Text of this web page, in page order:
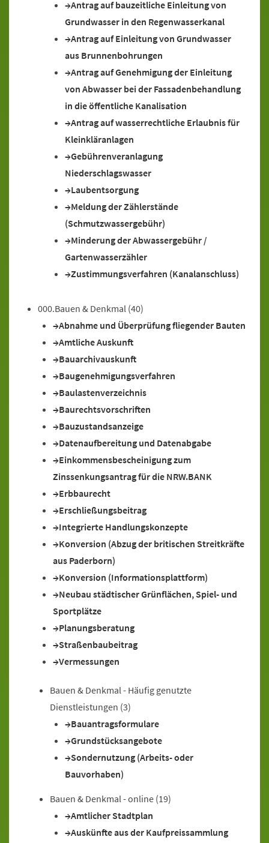
Antrag auf bauzeitliche Einleitung von
Grundwasser in den Regenwasserkanal
Antrag auf Einleitung von Grundwasser
aus Brunnenbohrungen
Antrag auf Genehmigung der Einleitung
von Abwasser bei der Fassadenbehandlung
in die öffentliche Kanalisation
Antrag auf wasserrechtliche Erlaubnis für
Kleinkläranlagen
Gebührenveranlagung
Niederschlagswasser
Laubentsorgung
Meldung der Zählerstände
(Schmutzwassergebühr)
Minderung der Abwassergebühr /
Gartenwasserzähler
Zustimmungsverfahren (Kanalanschluss)
000.Bauen & Denkmal (40)
Abnahme und Überprüfung fliegender Bauten
Amtliche Auskunft
Bauarchivauskunft
Baugenehmigungsverfahren
Baulastenverzeichnis
Baurechtsvorschriften
Bauzustandsanzeige
Datenaufbereitung und Datenabgabe
Einkommensbescheinigung zum
Zinssenkungsantrag für die NRW.BANK
Erbbaurecht
Erschließungsbeitrag
Integrierte Handlungskonzepte
Konversion (Abzug der britischen Streitkräfte
aus Paderborn)
Konversion (Informationsplattform)
Neubau städtischer Grünflächen, Spiel- und
Sportplätze
Planungsberatung
Straßenbaubeitrag
Vermessungen
Bauen & Denkmal - Häufig genutzte
Dienstleistungen (3)
Bauantragsformulare
Grundstücksangebote
Sondernutzung (Arbeits- oder
Bauvorhaben)
Bauen & Denkmal - online (19)
Amtlicher Stadtplan
Auskünfte aus der Kaufpreissammlung